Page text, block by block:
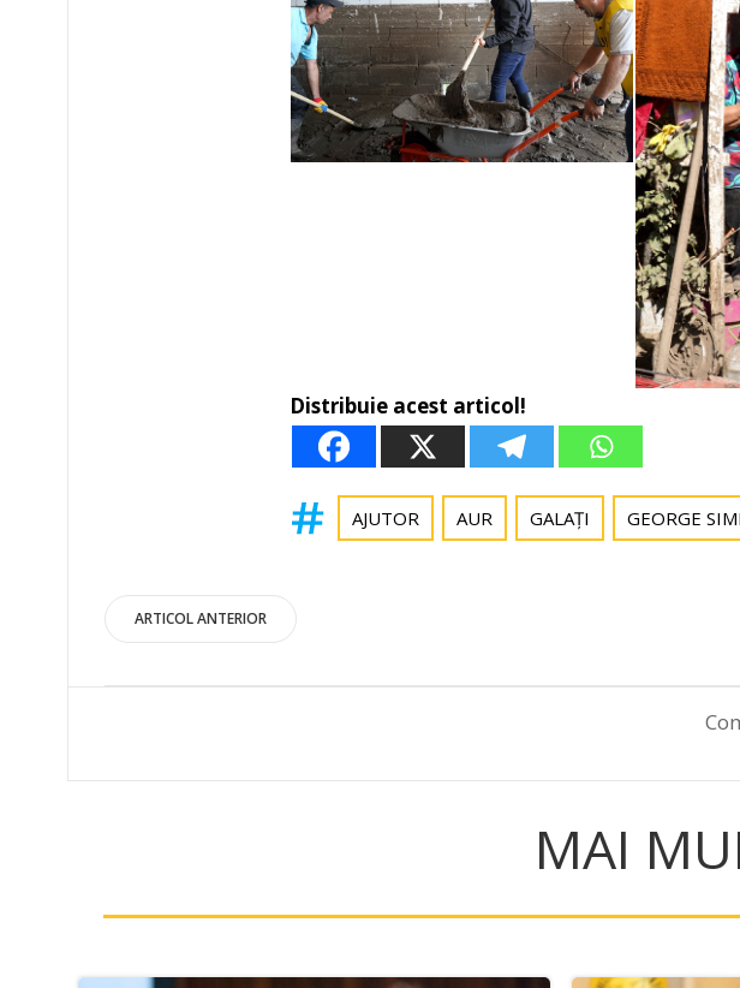
Distribuie acest articol!
AJUTOR AUR GALAȚI GEORGE
Post
navigation
ARTICOL ANTERIOR
MAI